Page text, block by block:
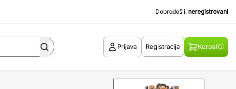
Dobrodošli: neregistrovani
Prijava Registracija Korpa(0)